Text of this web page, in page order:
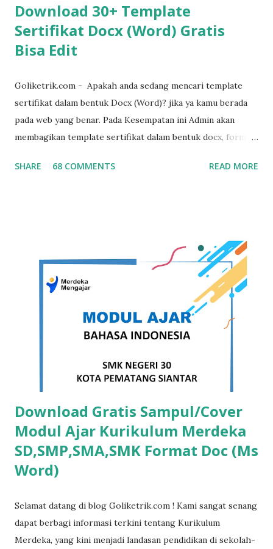
Download 30+ Template
Sertifikat Docx (Word) Gratis
Bisa Edit
Goliketrik.com - Apakah anda sedang mencari template
sertifikat dalam bentuk Docx (Word)? jika ya kamu berada
pada web yang benar. Pada Kesempatan ini Admin akan
membagikan template sertifikat dalam bentuk docx, format
untuk diedit ulang sesuai dengan kebutuhan. template ini
jelas dibawah ini template sertifikat yang kami maksud :
Download Template Sertifikat Word Free Dibawah ini
koleksi template sertifikat docx (word) Template Sertifikat
Word Free Versi 1 DOWNLOAD Template Sertifikat Word
Free Versi 2 DOWNLOAD Template Sertifikat Word Free
Versi 3 DOWNLOAD Template Sertifikat Word Free Versi 4
DOWNLOAD Template Sertifikat Word Free Versi 5
DOWNLOAD Template Sertifikat ...
SHARE 68 COMMENTS READ MORE
Download Gratis Sampul/Cover
Modul Ajar Kurikulum Merdeka
SD,SMP,SMA,SMK Format Doc (Ms
Word)
Selamat datang di blog Goliketrik.com ! Kami sangat senang
dapat berbagi informasi terkini tentang Kurikulum
Merdeka, yang kini menjadi landasan pendidikan di sekolah-